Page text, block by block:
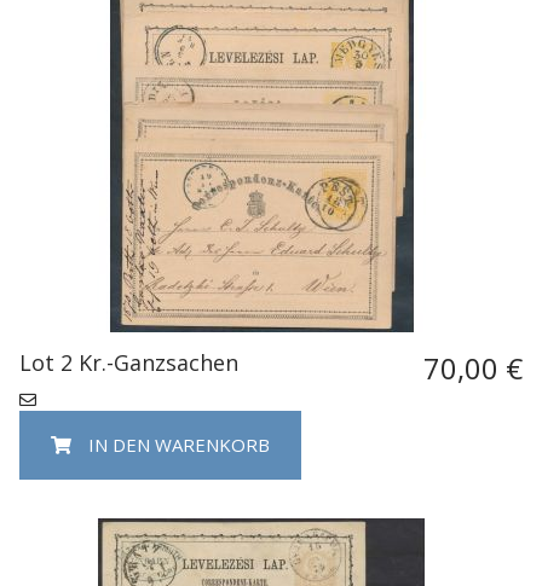
Lot 2 Kr.-Ganzsachen 70,00 €
IN DEN WARENKORB